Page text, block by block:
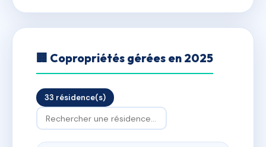
🏢 Copropriétés gérées en 2025
33 résidence(s)